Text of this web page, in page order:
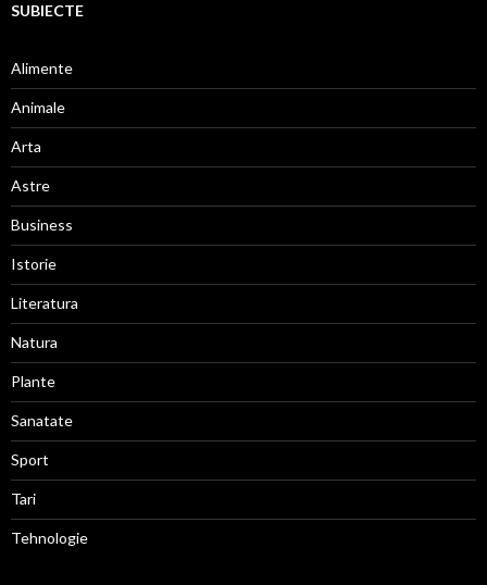
SUBIECTE
Alimente
Animale
Arta
Astre
Business
Istorie
Literatura
Natura
Plante
Sanatate
Sport
Tari
Tehnologie